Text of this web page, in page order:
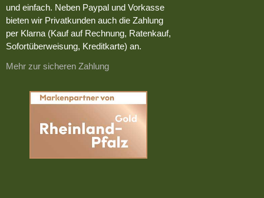
und einfach. Neben Paypal und Vorkasse
bieten wir Privatkunden auch die Zahlung
per Klarna (Kauf auf Rechnung, Ratenkauf,
Sofortüberweisung, Kreditkarte) an.
Mehr zur sicheren Zahlung